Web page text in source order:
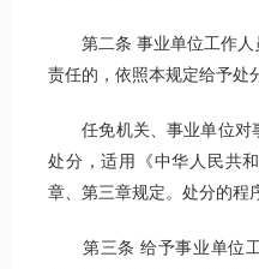
第二条 事业单位工作人
责任的，依照本规定给予处
任免机关、事业单位对
处分，适用《中华人民共
章、第三章规定。处分的程
第三条 给予事业单位工